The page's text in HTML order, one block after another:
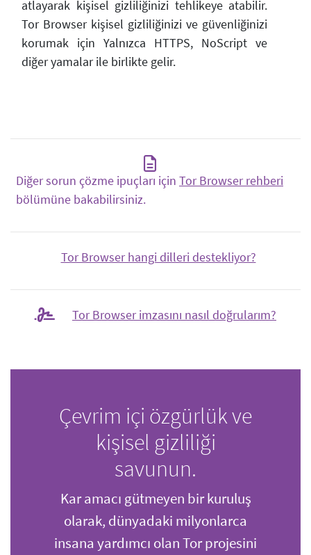
atlayarak kişisel gizliliğinizi tehlikeye atabilir.
Tor Browser kişisel gizliliğinizi ve güvenliğinizi
korumak için Yalnızca HTTPS, NoScript ve
diğer yamalar ile birlikte gelir.
Diğer sorun çözme ipuçları için Tor Browser rehberi
bölümüne bakabilirsiniz.
Tor Browser hangi dilleri destekliyor?
Tor Browser imzasını nasıl doğrularım?
Çevrim içi özgürlük ve
kişisel gizliliği
savunun.
Kar amacı gütmeyen bir kuruluş
olarak, dünyadaki milyonlarca
insana yardımcı olan Tor projesini